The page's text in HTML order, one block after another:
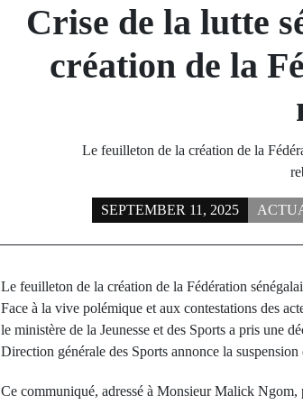
Crise de la lutte
création de la
Le feuilleton de la création de la
SEPTEMBER 11, 2025
Le feuilleton de la création de la Fédération
Face à la vive polémique et aux contestations des
le ministère de la Jeunesse et des Sports a pris une
Direction générale des Sports annonce la
Ce communiqué, adressé à Monsieur Malick